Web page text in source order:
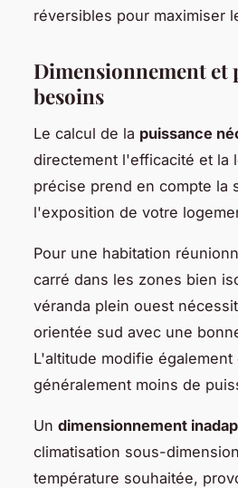
réversibles pour maximiser
Dimensionnement et
besoins
Le calcul de la puissance
directement l'efficacité et la
précise prend en compte la
l'exposition de votre
Pour une habitation
carré dans les zones bien
véranda plein ouest
orientée sud avec une
L'altitude modifie
généralement moins de
Un dimensionnement
climatisation sous-
température souhaitée,